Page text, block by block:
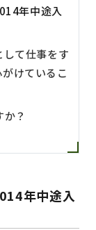
年中途入
て仕事をす
けているこ
？
年中途入